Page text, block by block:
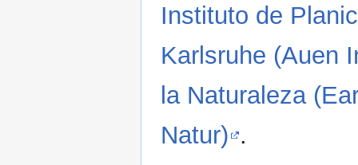
Instituto de
Karlsruhe (Auen
la Naturaleza
Natur) .